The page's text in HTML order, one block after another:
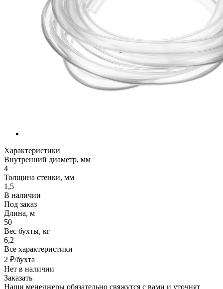
Характеристики
Внутренний диаметр, мм
4
Толщина стенки, мм
1,5
В наличии
Под заказ
Длина, м
50
Вес бухты, кг
6,2
Все характеристики
2 ₽/бухта
Нет в наличии
Заказать
Наши менеджеры обязательно свяжутся с вами и уточнят